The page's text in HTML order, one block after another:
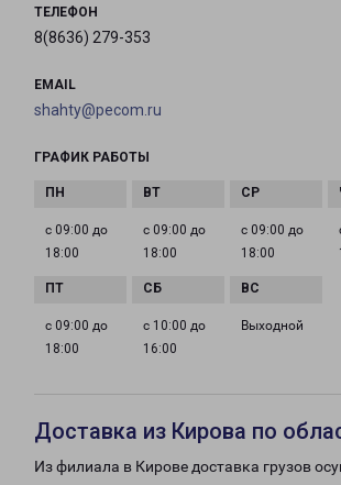
ТЕЛЕФОН
8(8636) 279-353
EMAIL
shahty@pecom.ru
ГРАФИК РАБОТЫ
с 09:00 до
18:00
с 09:00 до
18:00
с 09:00 до
18:00
с 09:00 до
18:00
с 10:00 до
16:00
Выходной
Доставка из Кирова по
Из филиала в Кирове доставка грузов